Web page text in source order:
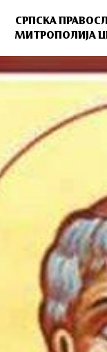
СРПСКА
МИТРОПОЛИЈА